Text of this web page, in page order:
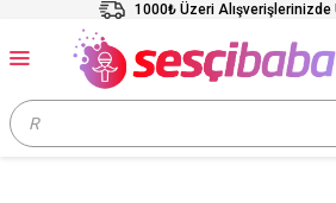
1000₺ Üzeri